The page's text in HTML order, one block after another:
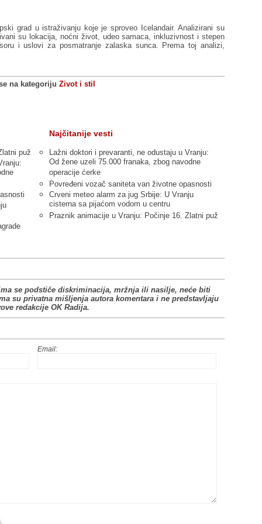
grad u istraživanju koje je sproveo Icelandair. Analizirani su
su lokacija, noćni život, udeo samaca, inkluzivnost i stepen
i uslovi za posmatranje zalaska sunca. Prema toj analizi,
na kategoriju Zivot i stil
puž
Najčitanije vesti
Lažni doktori i prevaranti, ne odustaju u Vranju:
Od žene uzeli 75.000 franaka, zbog navodne
operacije ćerke
Povređeni vozač saniteta van životne opasnosti
Crveni meteo alarm za jug Srbije: U Vranju
cisterna sa pijaćom vodom u centru
Praznik animacije u Vranju: Počinje 16. Zlatni puž
se podstiče diskriminacija, mržnja ili nasilje, neće biti
su privatna mišljenja autora komentara i ne predstavljaju
redakcije OK Radija.
Email: